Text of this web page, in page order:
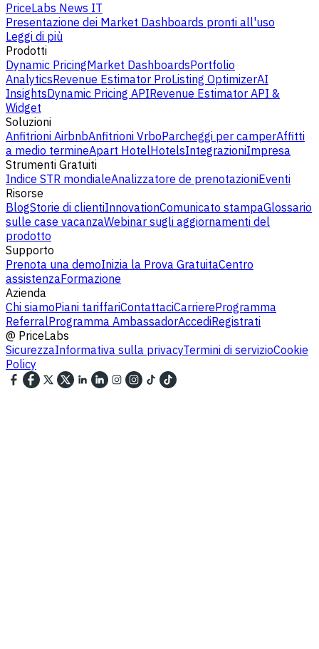
PriceLabs News IT
Presentazione dei Market Dashboards pronti all'uso
Leggi di più
Prodotti
Dynamic PricingMarket DashboardsPortfolio
AnalyticsRevenue Estimator ProListing OptimizerAI
InsightsDynamic Pricing APIRevenue Estimator API &
Widget
Soluzioni
Anfitrioni AirbnbAnfitrioni VrboParcheggi per camperAffitti
a medio termineApart HotelHotelsIntegrazioniImpresa
Strumenti Gratuiti
Indice STR mondialeAnalizzatore de prenotazioniEventi
Risorse
BlogStorie di clientiInnovationComunicato stampaGlossario
sulle case vacanzaWebinar sugli aggiornamenti del
prodotto
Supporto
Prenota una demoInizia la Prova GratuitaCentro
assistenzaFormazione
Azienda
Chi siamoPiani tariffariContattaciCarriereProgramma
ReferralProgramma AmbassadorAccediRegistrati
@ PriceLabs
SicurezzaInformativa sulla privacyTermini di servizioCookie
Policy